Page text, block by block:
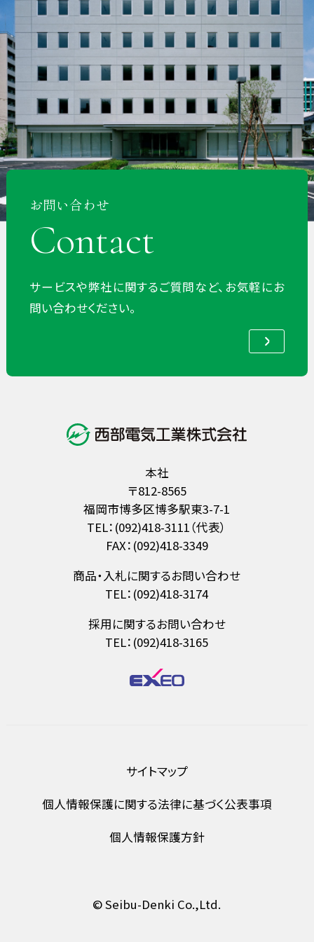
お問い合わせ
Contact
サービスや弊社に関するご質問など、お気軽にお
問い合わせください。
本社
〒812-8565
福岡市博多区博多駅東3-7-1
TEL：(092)418-3111（代表）
FAX：(092)418-3349
商品・入札に関するお問い合わせ
TEL：(092)418-3174
採用に関するお問い合わせ
TEL：(092)418-3165
サイトマップ
個人情報保護に関する法律に基づく公表事項
個人情報保護方針
© Seibu-Denki Co.,Ltd.